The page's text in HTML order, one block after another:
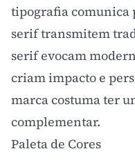
tipografiacomunica
serif transmitem
serif evocam
criam impacto e
marca costuma ter
complementar.
Paleta de Cores